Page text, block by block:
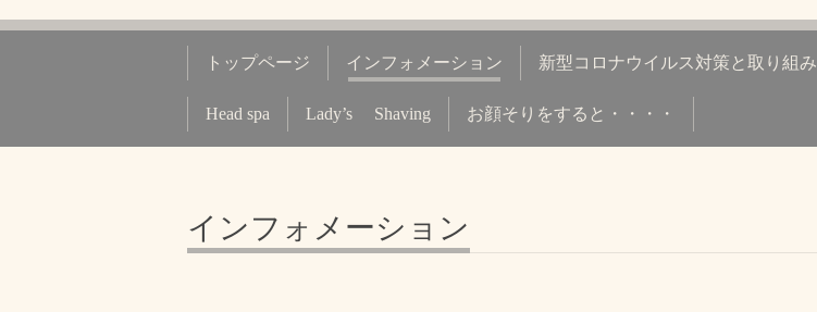
トップページ インフォメーション 新型コロナウイルス対策と取り組み
Head spa Lady’s Shaving お顔そりをすると・・・・
インフォメーション